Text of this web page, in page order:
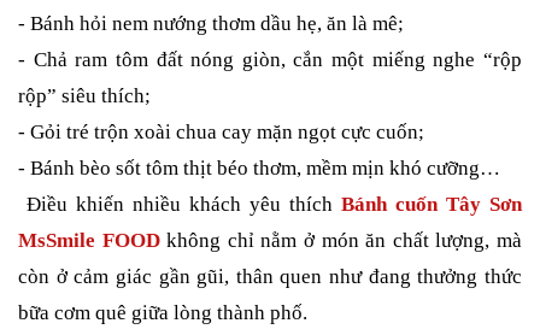
- Bánh hỏi nem nướng thơm dầu hẹ, ăn là mê;
- Chả ram tôm đất nóng giòn, cắn một miếng nghe “rộp
rộp” siêu thích;
- Gỏi tré trộn xoài chua cay mặn ngọt cực cuốn;
- Bánh bèo sốt tôm thịt béo thơm, mềm mịn khó cưỡng…
Điều khiến nhiều khách yêu thích Bánh cuốn Tây Sơn
MsSmile FOODkhông chỉ nằm ở món ăn chất lượng, mà
còn ở cảm giác gần gũi, thân quen như đang thưởng thức
bữa cơm quê giữa lòng thành phố.